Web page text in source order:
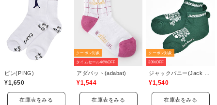
ピン(PING)
¥1,650
在庫表をみる
クーポン対象
タイムセール46%OFF
アダバット(adabat)
¥1,544
在庫表をみる
クーポン対象
30%OFF
¥1,540
在庫表をみる